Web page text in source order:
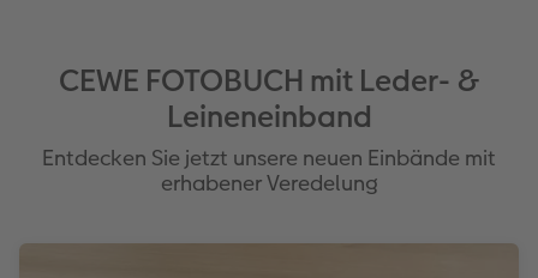
CEWE FOTOBUCH mit Leder- &
Leineneinband
Entdecken Sie jetzt unsere neuen Einbände mit
erhabener Veredelung